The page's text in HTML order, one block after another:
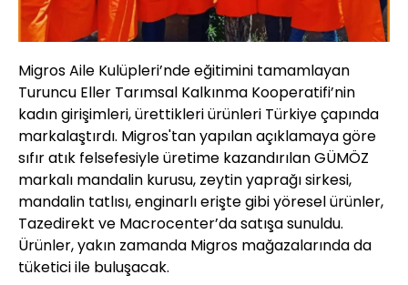
Migros Aile Kulüpleri’nde eğitimini tamamlayan
Turuncu Eller Tarımsal Kalkınma Kooperatifi’nin
kadın girişimleri, ürettikleri ürünleri Türkiye çapında
markalaştırdı. Migros'tan yapılan açıklamaya göre
sıfır atık felsefesiyle üretime kazandırılan GÜMÖZ
markalı mandalin kurusu, zeytin yaprağı sirkesi,
mandalin tatlısı, enginarlı erişte gibi yöresel ürünler,
Tazedirekt ve Macrocenter’da satışa sunuldu.
Ürünler, yakın zamanda Migros mağazalarında da
tüketici ile buluşacak.